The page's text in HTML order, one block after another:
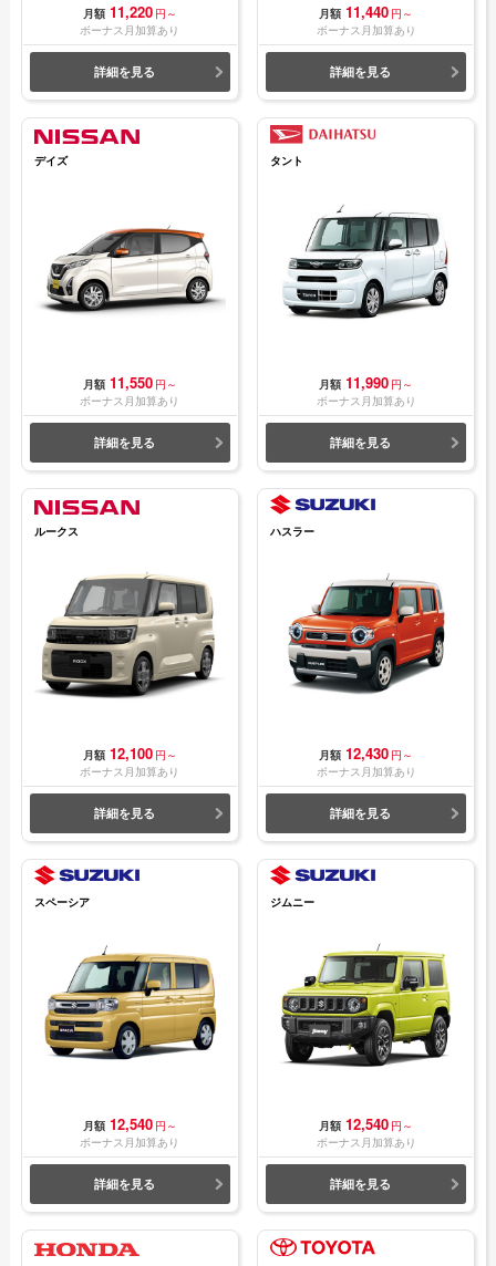
月額 11,220 円～
ボーナス月加算あり
詳細を見る
月額 11,440 円～
ボーナス月加算あり
詳細を見る
デイズ
月額 11,550 円～
ボーナス月加算あり
詳細を見る
タント
月額 11,990 円～
ボーナス月加算あり
詳細を見る
ルークス
月額 12,100 円～
ボーナス月加算あり
詳細を見る
ハスラー
月額 12,430 円～
ボーナス月加算あり
詳細を見る
スペーシア
月額 12,540 円～
ボーナス月加算あり
詳細を見る
ジムニー
月額 12,540 円～
ボーナス月加算あり
詳細を見る